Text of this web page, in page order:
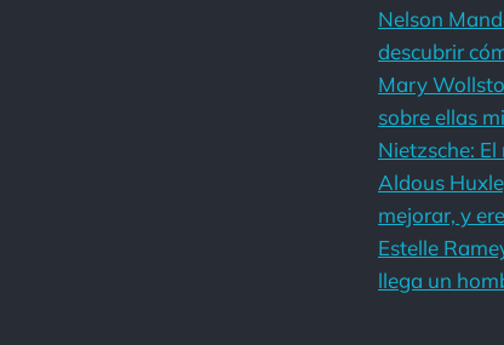
Nelson
descubrir
Mary
sobre ellas
Nietzsche:
Aldous
mejorar, y
Estelle
llega un